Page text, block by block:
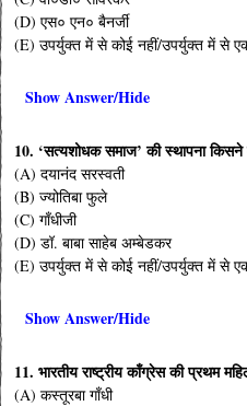
(D) एस० एन० बैनर्जी
(E) उपर्युक्त में से कोई नहीं/उपर्युक्त में से
Show Answer/Hide
10. ‘सत्यशोधक समाज’ की स्थापना किसने
(A) दयानंद सरस्वती
(B) ज्योतिबा फुले
(C) गाँधीजी
(D) डॉ. बाबा साहेब अम्बेडकर
(E) उपर्युक्त में से कोई नहीं/उपर्युक्त में से
Show Answer/Hide
11. भारतीय राष्ट्रीय काँग्रेस की प्रथम
(A) कस्तूरबा गाँधी